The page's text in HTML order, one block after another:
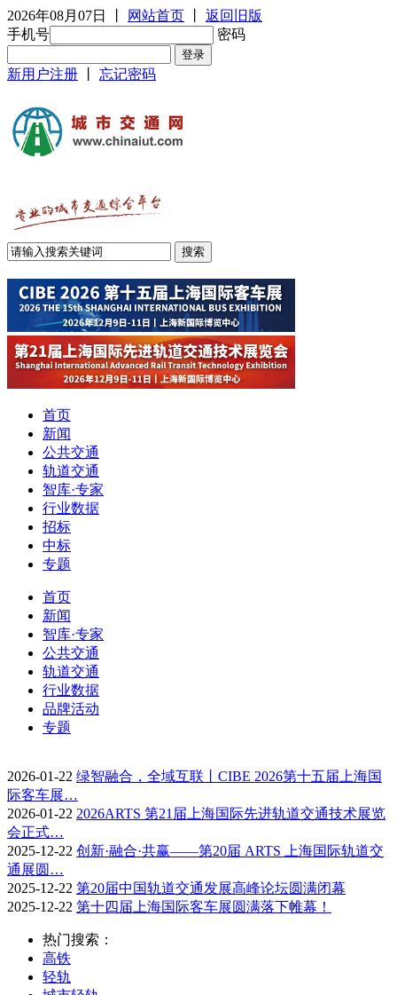
2026年08月07日 网站首页
返回旧版
手机号
密码
新用户注册 忘记密码
首页
新闻
公共交通
轨道交通
智库·专家
行业数据
招标
中标
专题
首页
新闻
智库·专家
公共交通
轨道交通
行业数据
品牌活动
专题
2026-01-22 绿智融合，全域互联丨CIBE 2026第十五届上海国
际客车展…
2026-01-22 2026ARTS 第21届上海国际先进轨道交通技术展览
会正式…
2025-12-22 创新·融合·共赢——第20届 ARTS 上海国际轨道交
通展圆…
2025-12-22 第20届中国轨道交通发展高峰论坛圆满闭幕
2025-12-22 第十四届上海国际客车展圆满落下帷幕！
热门搜索：
高铁
轻轨